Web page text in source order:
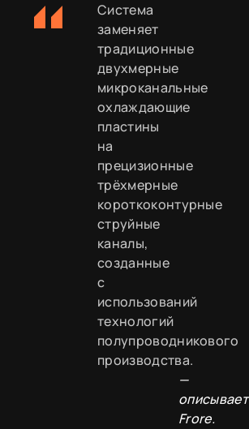
Система
заменяет
традиционные
двухмерные
микроканальные
охлаждающие
пластины
на
прецизионные
трёхмерные
короткоконтурные
струйные
каналы,
созданные
с
использований
технологий
полупроводникового
производства.
—
описывает
Frore.